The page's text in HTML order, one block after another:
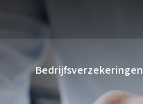
Bedrijfsverzekeringen